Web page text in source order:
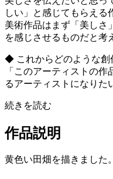
しい」と感じてもらえる
美術作品はまず「美しさ
を感じさせるものだと考
◆ これからどのような創
「このアーティストの
るアーティストになりた
続きを読む
作品説明
黄色い田畑を描きました。